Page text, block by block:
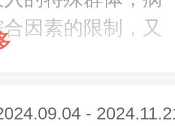
因素的限制，又
活的巨大冲击，
-